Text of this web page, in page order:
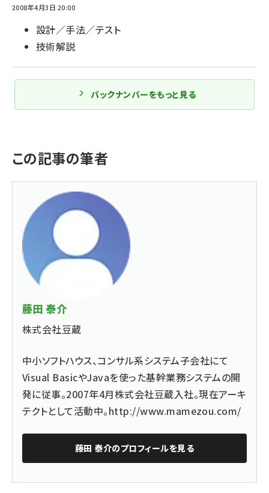
2008年4月3日 20:00
設計／手法／テスト
技術解説
バックナンバーをもっと見る
この記事の筆者
藤田 泰介
株式会社豆蔵
中小ソフトハウス、コンサル系システム子会社にて
Visual BasicやJavaを使った基幹業務システムの開
発に従事。2007年4月株式会社豆蔵入社。現在アーキ
テクトとして活動中。http://www.mamezou.com/
藤田 泰介のプロフィールを見る